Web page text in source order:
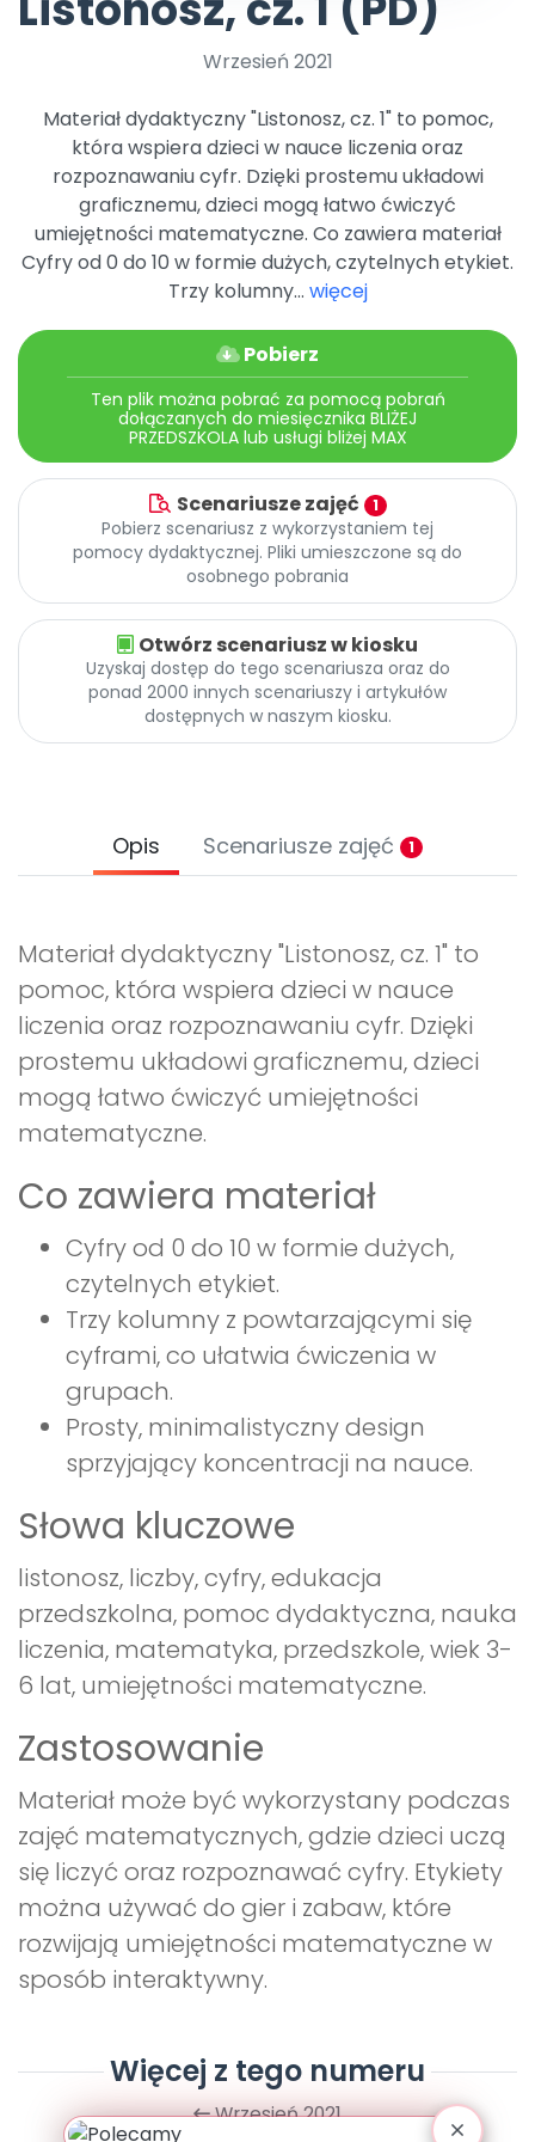
Promocje
Wrzesień 2021
Materiał dydaktyczny "Listonosz, cz. 1" to pomoc,
która wspiera dzieci w nauce liczenia oraz
rozpoznawaniu cyfr. Dzięki prostemu układowi
graficznemu, dzieci mogą łatwo ćwiczyć
umiejętności matematyczne. Co zawiera materiał
Cyfry od 0 do 10 w formie dużych, czytelnych etykiet.
Trzy kolumny... więcej
Pobierz
Ten plik można pobrać za pomocą pobrań
dołączanych do miesięcznika BLIŻEJ
PRZEDSZKOLA lub usługi bliżej MAX
Scenariusze zajęć 1
Pobierz scenariusz z wykorzystaniem tej
pomocy dydaktycznej. Pliki umieszczone są do
osobnego pobrania
Otwórz scenariusz w kiosku
Uzyskaj dostęp do tego scenariusza oraz do
ponad 2000 innych scenariuszy i artykułów
dostępnych w naszym kiosku.
Opis Scenariusze zajęć 1
Materiał dydaktyczny "Listonosz, cz. 1" to
pomoc, która wspiera dzieci w nauce
liczenia oraz rozpoznawaniu cyfr. Dzięki
prostemu układowi graficznemu, dzieci
mogą łatwo ćwiczyć umiejętności
matematyczne.
Co zawiera materiał
Cyfry od 0 do 10 w formie dużych,
czytelnych etykiet.
Trzy kolumny z powtarzającymi się
cyframi, co ułatwia ćwiczenia w
grupach.
Prosty, minimalistyczny design
sprzyjający koncentracji na nauce.
Słowa kluczowe
listonosz, liczby, cyfry, edukacja
przedszkolna, pomoc dydaktyczna, nauka
liczenia, matematyka, przedszkole, wiek 3-
6 lat, umiejętności matematyczne.
Zastosowanie
Materiał może być wykorzystany podczas
zajęć matematycznych, gdzie dzieci uczą
się liczyć oraz rozpoznawać cyfry. Etykiety
można używać do gier i zabaw, które
rozwijają umiejętności matematyczne w
sposób interaktywny.
Więcej z tego numeru
Wrzesień 2021